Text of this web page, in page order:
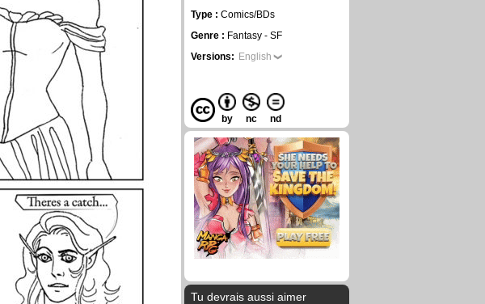
Type : Comics/BDs
Genre : Fantasy - SF
Versions: English
by nc nd
Tu devrais aussi aimer